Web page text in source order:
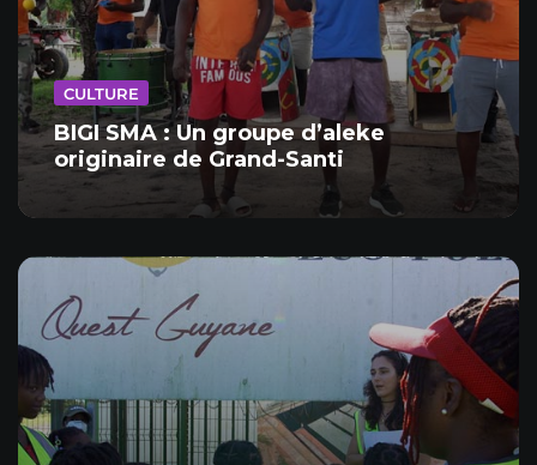
CULTURE
BIGI SMA : Un groupe d’aleke
originaire de Grand-Santi